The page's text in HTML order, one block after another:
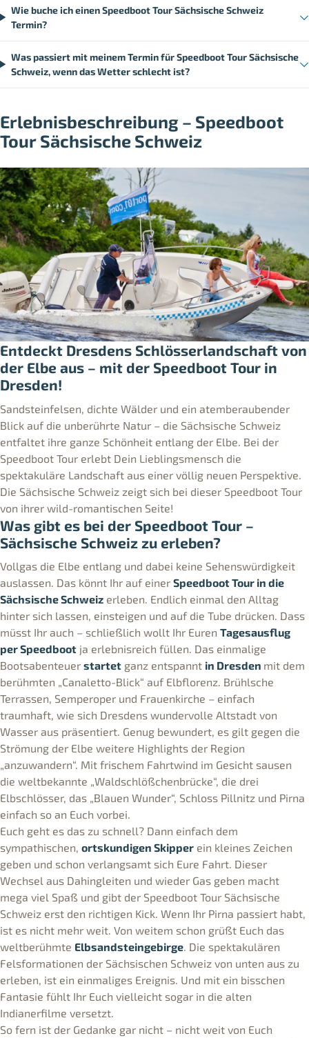
Wie buche ich einen Speedboot Tour Sächsische Schweiz
Termin?
Was passiert mit meinem Termin für Speedboot Tour Sächsische
Schweiz, wenn das Wetter schlecht ist?
Erlebnisbeschreibung – Speedboot
Tour Sächsische Schweiz
Entdeckt Dresdens Schlösserlandschaft von
der Elbe aus – mit der Speedboot Tour in
Dresden!
Sandsteinfelsen, dichte Wälder und ein atemberaubender
Blick auf die unberührte Natur – die Sächsische Schweiz
entfaltet ihre ganze Schönheit entlang der Elbe. Bei der
Speedboot Tour erlebt Dein Lieblingsmensch die
spektakuläre Landschaft aus einer völlig neuen Perspektive.
Die Sächsische Schweiz zeigt sich bei dieser Speedboot Tour
von ihrer wild-romantischen Seite!
Was gibt es bei der Speedboot Tour –
Sächsische Schweiz zu erleben?
Vollgas die Elbe entlang und dabei keine Sehenswürdigkeit
auslassen. Das könnt Ihr auf einer Speedboot Tour in die
Sächsische Schweiz erleben. Endlich einmal den Alltag
hinter sich lassen, einsteigen und auf die Tube drücken. Dass
müsst Ihr auch – schließlich wollt Ihr Euren Tagesausflug
perSpeedboot ja erlebnisreich füllen. Das einmalige
Bootsabenteuer startet ganz entspannt in Dresden mit dem
berühmten „Canaletto-Blick“ auf Elbflorenz. Brühlsche
Terrassen, Semperoper und Frauenkirche – einfach
traumhaft, wie sich Dresdens wundervolle Altstadt von
Wasser aus präsentiert. Genug bewundert, es gilt gegen die
Strömung der Elbe weitere Highlights der Region
„anzuwandern“. Mit frischem Fahrtwind im Gesicht sausen
die weltbekannte „Waldschlößchenbrücke“, die drei
Elbschlösser, das „Blauen Wunder“, Schloss Pillnitz und Pirna
einfach so an Euch vorbei.
Euch geht es das zu schnell? Dann einfach dem
sympathischen, ortskundigen Skipper ein kleines Zeichen
geben und schon verlangsamt sich Eure Fahrt. Dieser
Wechsel aus Dahingleiten und wieder Gas geben macht
mega viel Spaß und gibt der Speedboot Tour Sächsische
Schweiz erst den richtigen Kick. Wenn Ihr Pirna passiert habt,
ist es nicht mehr weit. Von weitem schon grüßt Euch das
weltberühmte Elbsandsteingebirge. Die spektakulären
Felsformationen der Sächsischen Schweiz von unten aus zu
erleben, ist ein einmaliges Ereignis. Und mit ein bisschen
Fantasie fühlt Ihr Euch vielleicht sogar in die alten
Indianerfilme versetzt.
So fern ist der Gedanke gar nicht – nicht weit von Euch